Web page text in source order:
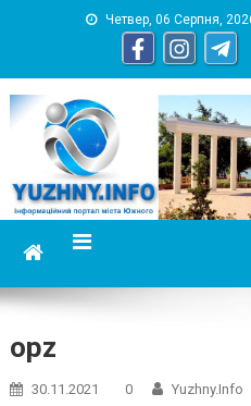
Четвер, 06 Серпня,
информационный
opz
30.11.2021 0 Yuzhny.info